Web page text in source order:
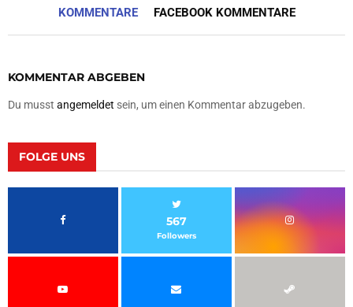
KOMMENTARE FACEBOOK KOMMENTARE
KOMMENTAR ABGEBEN
Du musst angemeldet sein, um einen Kommentar abzugeben.
FOLGE UNS
567
Followers